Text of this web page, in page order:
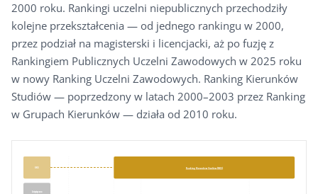
KAPITUŁA
METODOLOGIA
KONTAKT
2000 roku. Rankingi uczelni niepublicznych przechodziły
kolejne przekształcenia — od jednego rankingu w 2000,
przez podział na magisterski i licencjacki, aż po fuzję z
Rankingiem Publicznych Uczelni Zawodowych w 2025 roku
w nowy Ranking Uczelni Zawodowych. Ranking Kierunków
Studiów — poprzedzony w latach 2000–2003 przez Ranking
w Grupach Kierunków — działa od 2010 roku.
GKS Ranking Kierunków Studiów (RKS)
Artystyczne